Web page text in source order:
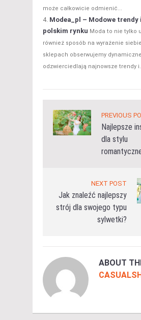
może całkowicie odmienić...
Modea_pl – Modowe
polskim rynku Moda to nie tylko
również sposób na wyrażenie
sklepach obserwujemy
odzwierciedlają najnowsze trendy
PREVIOUS
Najlepsze
dla stylu
NEXT POST
Jak znaleźć najlepszy
strój dla swojego typu
sylwetki?
ABOUT